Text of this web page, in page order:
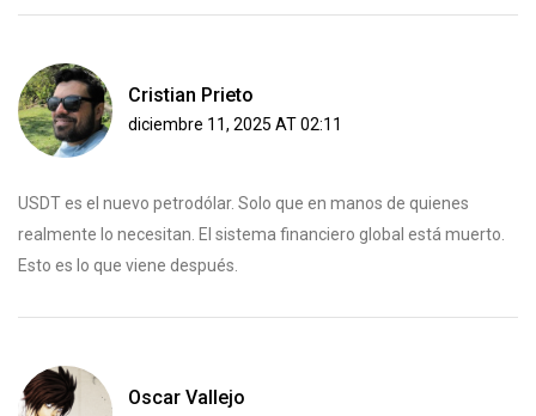
Cristian Prieto
diciembre 11, 2025 AT 02:11
USDT es el nuevo petrodólar. Solo que en manos de quienes
realmente lo necesitan. El sistema financiero global está muerto.
Esto es lo que viene después.
Oscar Vallejo